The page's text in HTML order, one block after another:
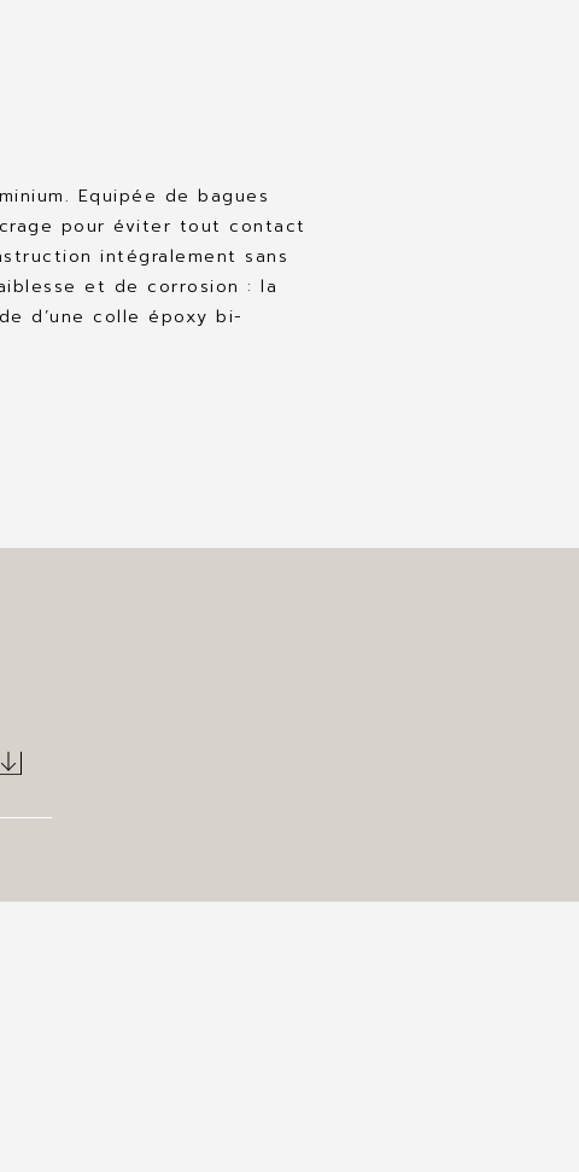
Equipée de bagues
pour éviter tout contact
intégralement sans
et de corrosion : la
d’une colle époxy bi-